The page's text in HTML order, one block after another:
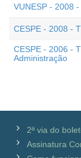
VUNESP - 2008
CESPE - 2008 -
CESPE - 2006 -
Administração
2ª via do
Assinatura